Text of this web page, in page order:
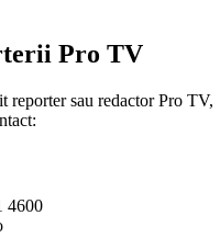
Pro TV
reporter sau redactor Pro TV,
4600